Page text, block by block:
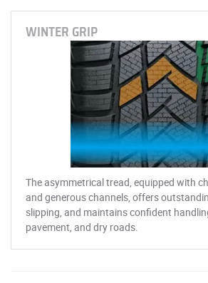
WINTER GRIP
The asymmetrical tread, equipped with
and generous channels, offers
slipping, and maintains confident
pavement, and dry roads.